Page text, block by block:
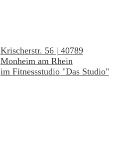
Krischerstr. 56 | 40789
Monheim am Rhein
im Fitnessstudio "Das Studio"